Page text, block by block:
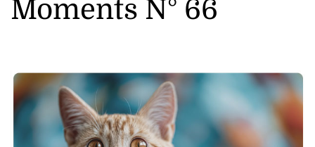
Moments N° 66